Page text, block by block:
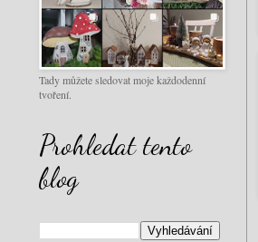
Tady můžete sledovat moje každodenní
tvoření.
Prohledat tento
blog